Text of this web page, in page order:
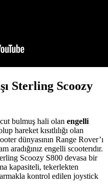
Sterling Scoozy
bulmuş hali olan engelli
hareket kısıtlılığı olan
dünyasının Range Rover’ı
aradığınız engelli scooterıdır.
Scoozy S800 devasa bir
kapasiteli, tekerlekten
kontrol edilen joystick